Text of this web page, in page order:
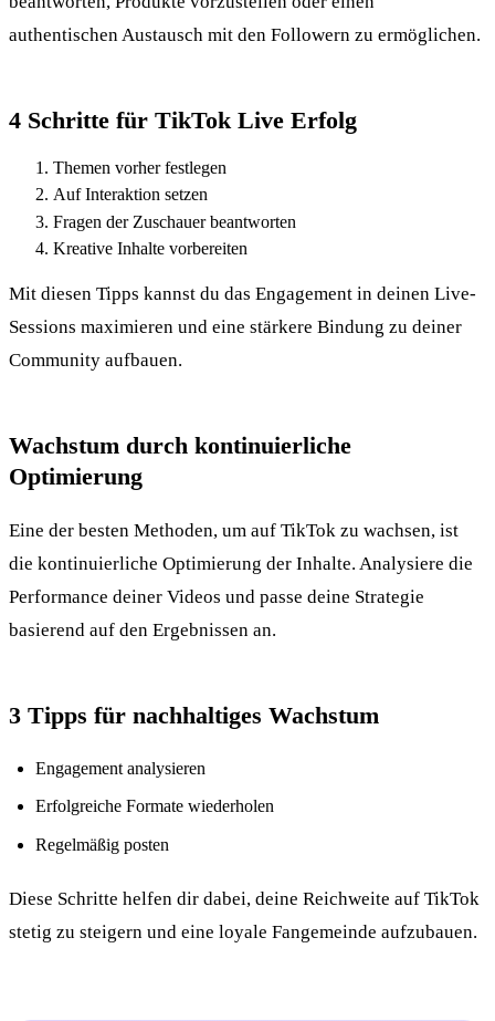
authentischen Austausch mit den Followern zu ermöglichen.
4 Schritte für TikTok Live Erfolg
Themen vorher festlegen
Auf Interaktion setzen
Fragen der Zuschauer beantworten
Kreative Inhalte vorbereiten
Mit diesen Tipps kannst du das Engagement in deinen Live-
Sessions maximieren und eine stärkere Bindung zu deiner
Community aufbauen.
Wachstum durch kontinuierliche
Optimierung
Eine der besten Methoden, um auf TikTok zu wachsen, ist
die kontinuierliche Optimierung der Inhalte. Analysiere die
Performance deiner Videos und passe deine Strategie
basierend auf den Ergebnissen an.
3 Tipps für nachhaltiges Wachstum
Engagement analysieren
Erfolgreiche Formate wiederholen
Regelmäßig posten
Diese Schritte helfen dir dabei, deine Reichweite auf TikTok
stetig zu steigern und eine loyale Fangemeinde aufzubauen.